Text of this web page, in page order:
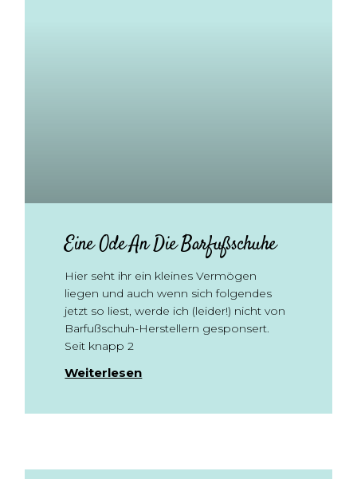
Eine Ode An Die Barfußschuhe
Hier seht ihr ein kleines Vermögen
liegen und auch wenn sich folgendes
jetzt so liest, werde ich (leider!) nicht von
Barfußschuh-Herstellern gesponsert.
Seit knapp 2
Weiterlesen